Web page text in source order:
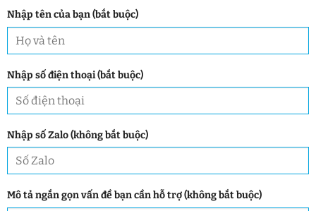
Nhập tên của bạn (bắt buộc)
Nhập số điện thoại (bắt buộc)
Nhập số Zalo (không bắt buộc)
Mô tả ngắn gọn vấn đề bạn cần hỗ trợ (không bắt buộc)